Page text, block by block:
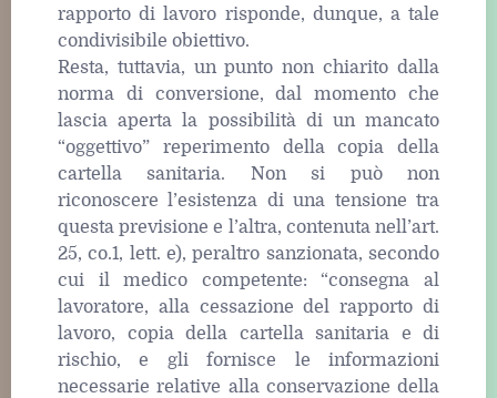
rapporto di lavoro risponde, dunque, a tale
condivisibile obiettivo.
Resta, tuttavia, un punto non chiarito dalla
norma di conversione, dal momento che
lascia aperta la possibilità di un mancato
“oggettivo” reperimento della copia della
cartella sanitaria. Non si può non
riconoscere l’esistenza di una tensione tra
questa previsione e l’altra, contenuta nell’art.
25, co.1, lett. e), peraltro sanzionata, secondo
cui il medico competente: “consegna al
lavoratore, alla cessazione del rapporto di
lavoro, copia della cartella sanitaria e di
rischio, e gli fornisce le informazioni
necessarie relative alla conservazione della